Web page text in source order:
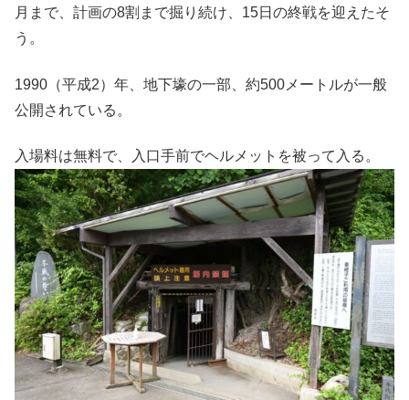
月まで、計画の8割まで掘り続け、15日の終戦を迎えたそ
う。
1990（平成2）年、地下壕の一部、約500メートルが一般
公開されている。
入場料は無料で、入口手前でヘルメットを被って入る。